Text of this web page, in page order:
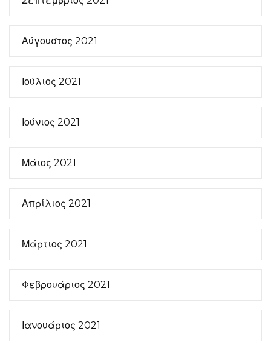
Αύγουστος 2021
Ιούλιος 2021
Ιούνιος 2021
Μάιος 2021
Απρίλιος 2021
Μάρτιος 2021
Φεβρουάριος 2021
Ιανουάριος 2021